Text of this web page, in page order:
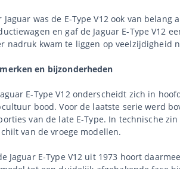
Jaguar was de E-Type V12 ook van
en gaf de Jaguar E-Type V12
nadruk kwam te liggen op veelzijdigheid
en bijzonderheden
E-Type V12 onderscheidt zich in
bood. Voor de laatste serie werd
van de late E-Type. In technische
van de vroege modellen.
Jaguar E-Type V12 uit 1973 hoort